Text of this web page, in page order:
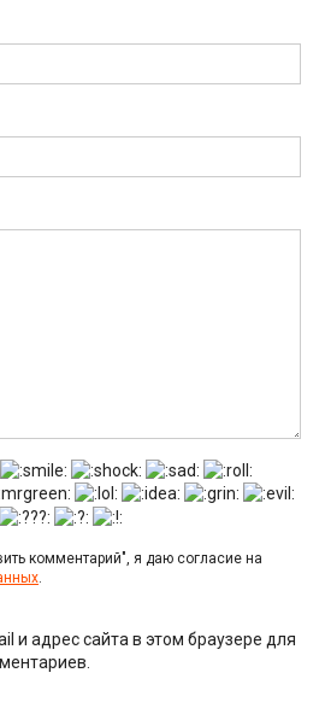
комментарий", я даю согласие на
.
и адрес сайта в этом браузере для